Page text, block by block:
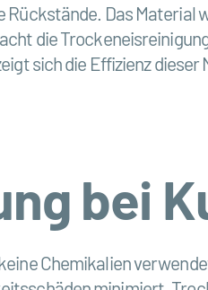
Das Material
die
sich die Effizienz dieser
bei
Chemikalien